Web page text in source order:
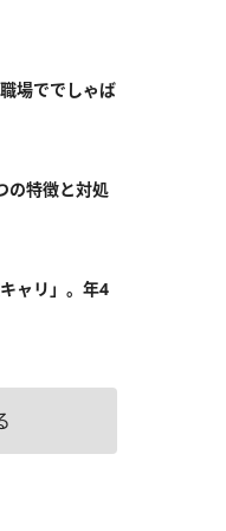
場ででしゃば
の特徴と対処
ャリ」。年4